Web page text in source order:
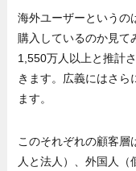
海外ユーザーというの
購入しているのか見て
1,550万人以上と推計
きます。広義にはさら
ます。
このそれぞれの顧客層
人と法人）、外国人（